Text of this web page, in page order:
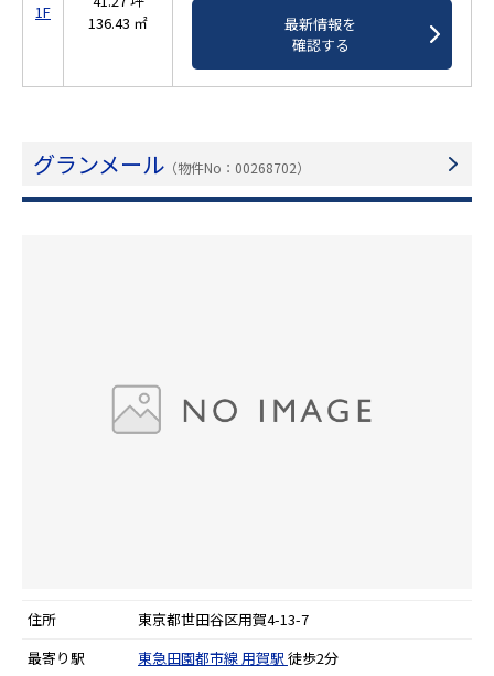
1F
136.43 ㎡
最新情報を
確認する
グランメール （物件No：00268702）
住所
東京都世田谷区用賀4-13-7
最寄り駅
東急田園都市線用賀駅 徒歩2分